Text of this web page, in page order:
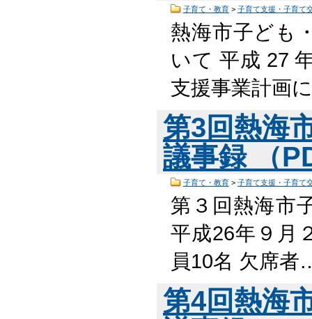
子育て・教育> 子育て支援・子育て
熱海市子ども
いて 平成 27
支援事業計画
第3回熱海
議事録 （
子育て・教育> 子育て支援・子育て
第３回熱海市
平成26年９月
員10名 欠席
第4回熱海